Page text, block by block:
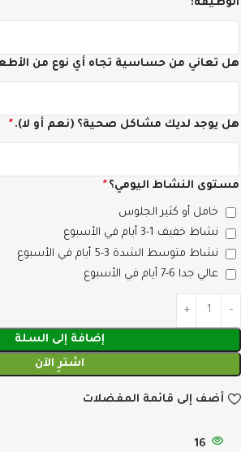
الوظيفة:*
هل تعاني من حساسية تجاه أي نوع من
هل يوجد لديك مشاكل صحية؟ (نعم أو لا).*
مستوى النشاط اليومي؟*
خامل أو كثير الجلوس
نشاط خفيف 1-3 أيام في الأسبوع
نشاط متوسط الشدة 3-5 أيام في الأسبوع
عالي جدا 6-7 أيام في الأسبوع
إضافة إلى السلة
اشترِ الآن
أضف إلى قائمة المفضلات
16